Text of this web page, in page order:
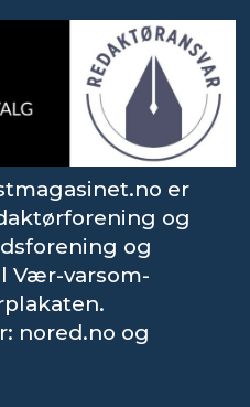
er
og
og
Vær-varsom-
nored.no og